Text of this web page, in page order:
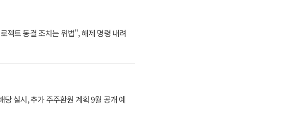
젝트 동결 조치는 위법", 해제 명령 내려
실시, 추가 주주환원 계획 9월 공개 예